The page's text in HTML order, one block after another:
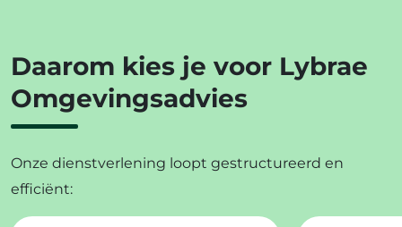
Daarom kies je voor Lybrae
Omgevingsadvies
Onze dienstverlening loopt gestructureerd en
efficiënt: